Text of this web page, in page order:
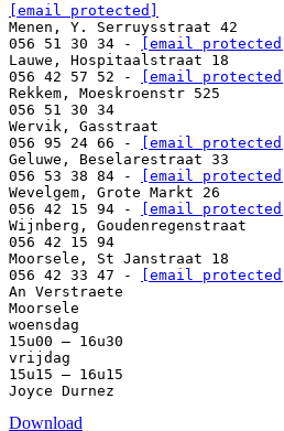
[email protected]
Menen, Y. Serruysstraat 42
056 51 30 34 -
[email protected]
Lauwe, Hospitaalstraat 18
056 42 57 52 -
[email protected]
Rekkem, Moeskroenstr 525
056 51 30 34
Wervik, Gasstraat
056 95 24 66 -
[email protected]
Geluwe, Beselarestraat 33
056 53 38 84 -
[email protected]
Wevelgem, Grote Markt 26
056 42 15 94 -
[email protected]
Wijnberg, Goudenregenstraat
056 42 15 94
Moorsele, St Janstraat 18
056 42 33 47 -
[email protected]
An Verstraete
Moorsele
woensdag
15u00 – 16u30
vrijdag
15u15 – 16u15
Download